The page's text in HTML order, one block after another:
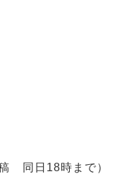
同日18時まで）